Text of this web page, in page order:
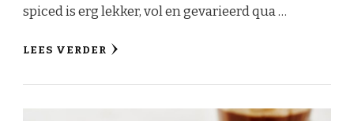
spiced is erg lekker, vol en gevarieerd qua …
LEES VERDER